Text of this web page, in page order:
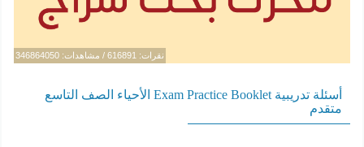
نقرات: 616891 / مشاهدات: 346864050
أسئلة تدريبية Exam Practice Booklet الأحياء الصف التاسع
متقدم